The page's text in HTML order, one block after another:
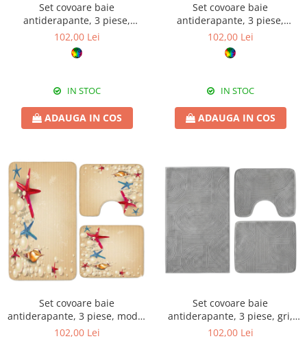
Set covoare baie
antiderapante, 3 piese,
design marmură cu ramă
decorativă
102,00 Lei
IN STOC
ADAUGA IN COS
Set covoare baie
antiderapante, 3 piese,
design pietre decorative
102,00 Lei
IN STOC
ADAUGA IN COS
Set covoare baie
antiderapante, 3 piese, model
marin decorativ
102,00 Lei
Set covoare baie
antiderapante, 3 piese, gri,
textură soft cu acolade
102,00 Lei